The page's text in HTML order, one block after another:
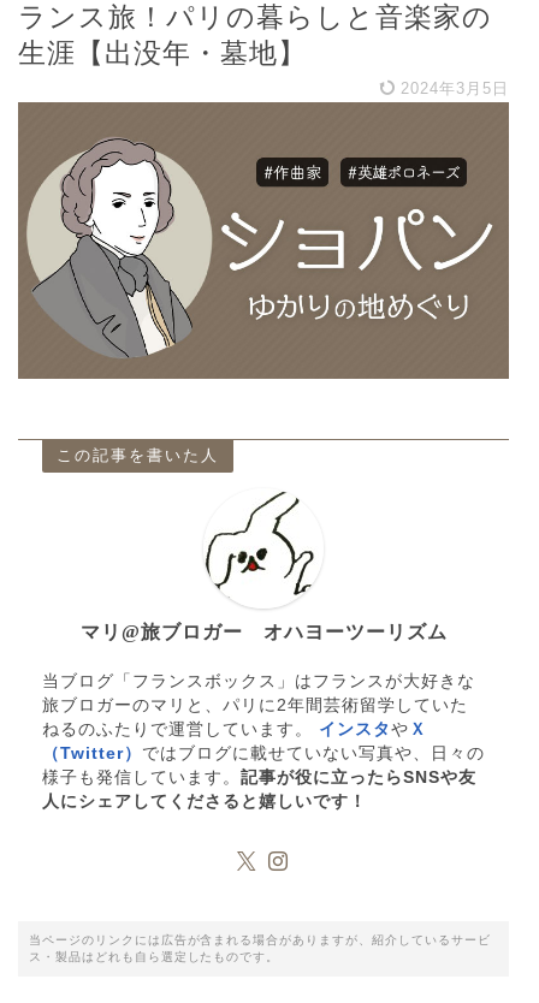
ランス旅！パリの暮らしと音楽家の
生涯【出没年・墓地】
2024年3月5日
この記事を書いた人
マリ@旅ブロガー オハヨーツーリズム
当ブログ「フランスボックス」はフランスが大好きな
旅ブロガーのマリと、パリに2年間芸術留学していた
ねるのふたりで運営しています。 インスタ や Ｘ
（Twitter） ではブログに載せていない写真や、日々の
様子も発信しています。 記事が役に立ったらSNSや友
人にシェアしてくださると嬉しいです！
当ページのリンクには広告が含まれる場合がありますが、紹介しているサービ
ス・製品はどれも自ら選定したものです。